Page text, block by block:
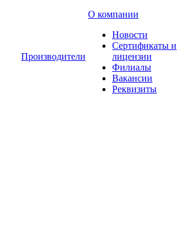
Производители
О компании
Новости
Сертификаты и
лицензии
Филиалы
Вакансии
Реквизиты